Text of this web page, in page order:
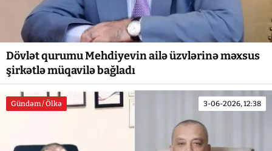
Dövlət qurumu Mehdiyevin ailə üzvlərinə məxsus
şirkətlə müqavilə bağladı
Gündəm / Ölkə 3-06-2026, 12:38